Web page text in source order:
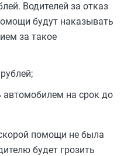
Водителей за отказ
будут наказывать
за такое
автомобилем на срок до
помощи не была
будет грозить